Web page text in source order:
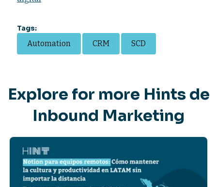
Tags:
Automation CRM SCD
Explore for more Hints de
Inbound Marketing